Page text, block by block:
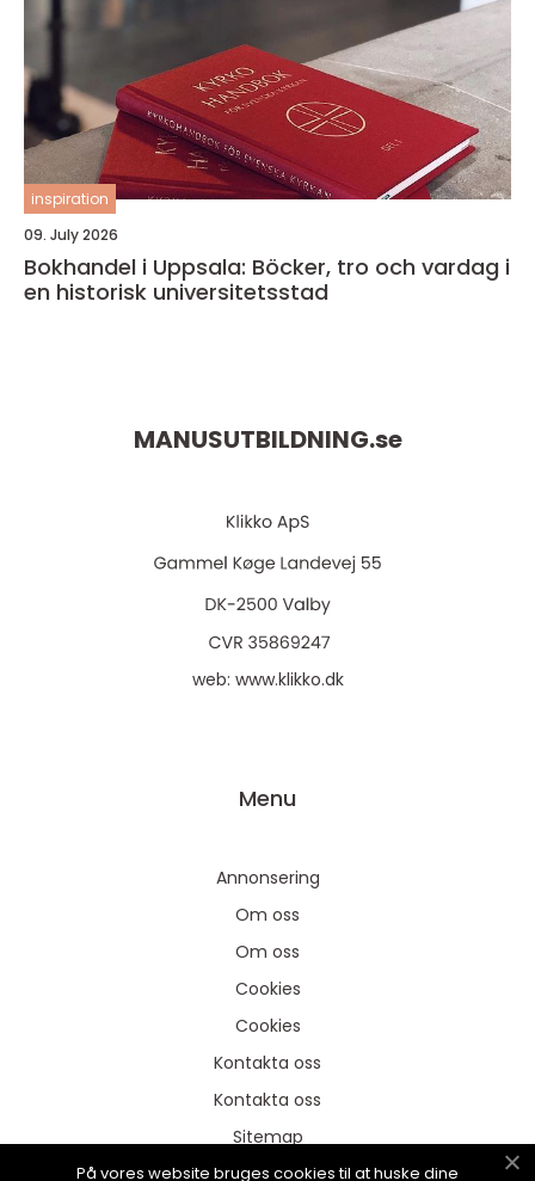
inspiration
09. July 2026
Bokhandel i Uppsala: Böcker, tro och vardag i
en historisk universitetsstad
MANUSUTBILDNING.se
web: www.klikko.dk
Menu
Annonsering
Om oss
Om oss
Cookies
Cookies
Kontakta oss
Kontakta oss
Sitemap
Sitemap
På vores website bruges cookies til at huske dine